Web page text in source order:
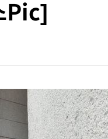
감시설 '온도차'
표 아냐 " 밝혀
군 3명 폭발로 부상
인 선수 되길"
보)
대신 '벤치 시작'
Pic]